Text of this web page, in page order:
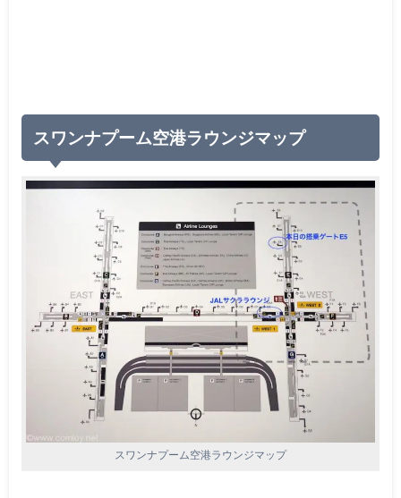
スワンナプーム空港ラウンジマップ
スワンナプーム空港ラウンジマップ